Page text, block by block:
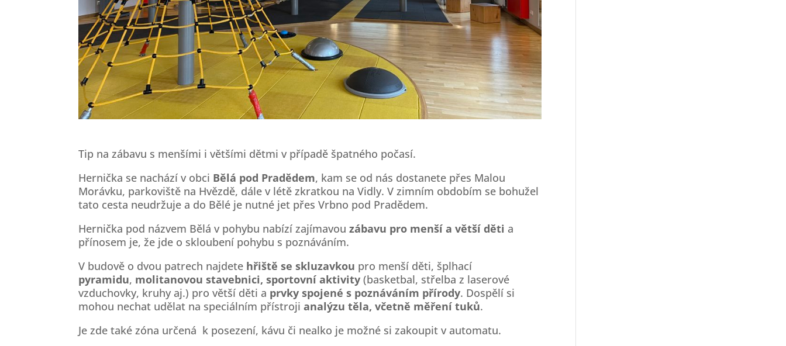
Tip na zábavu s menšími i většími dětmi v případě špatného počasí.
Hernička se nachází v obci Bělá pod Pradědem, kam se od nás dostanete přes Malou
Morávku, parkoviště na Hvězdě, dále v létě zkratkou na Vidly. V zimním obdobím se bohužel
tato cesta neudržuje a do Bělé je nutné jet přes Vrbno pod Pradědem.
Hernička pod názvem Bělá v pohybu nabízí zajímavouzábavu pro menší a větší děti a
přínosem je, že jde o skloubení pohybu s poznáváním.
V budově o dvou patrech najdete hřiště se skluzavkou pro menší děti, šplhací
pyramidu, molitanovou stavebnici, sportovní aktivity (basketbal, střelba z laserové
vzduchovky, kruhy aj.) pro větší děti a prvky spojené s poznáváním přírody. Dospělí si
mohou nechat udělat na speciálním přístrojianalýzu těla, včetně měření tuků.
Je zde také zóna určená k posezení, kávu či nealko je možné si zakoupit v automatu.